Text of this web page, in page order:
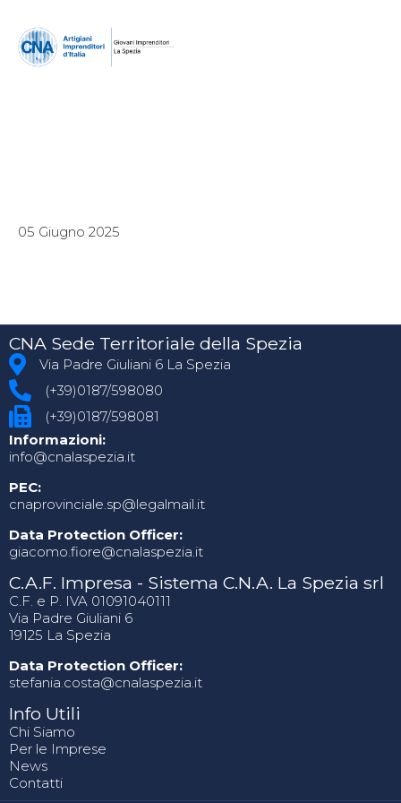
05 Giugno 2025
CNA Sede Territoriale della Spezia
Via Padre Giuliani 6 La Spezia
(+39)0187/598080
(+39)0187/598081
Informazioni:
info@cnalaspezia.it
PEC:
cnaprovinciale.sp@legalmail.it
Data Protection Officer:
giacomo.fiore@cnalaspezia.it
C.A.F. Impresa - Sistema C.N.A. La Spezia srl
C.F. e P. IVA 01091040111
Via Padre Giuliani 6
19125 La Spezia
Data Protection Officer:
stefania.costa@cnalaspezia.it
Info Utili
Chi Siamo
Per le Imprese
News
Contatti